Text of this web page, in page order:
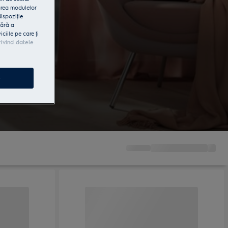
fără
modulelor
a
pe care ţi
datele